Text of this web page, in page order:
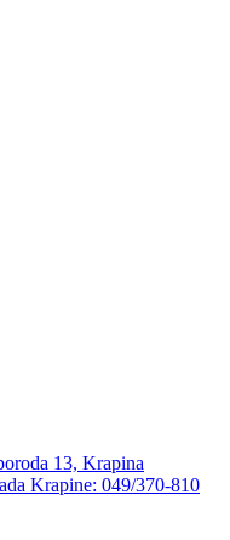
13, Krapina
Krapine: 049/370-810